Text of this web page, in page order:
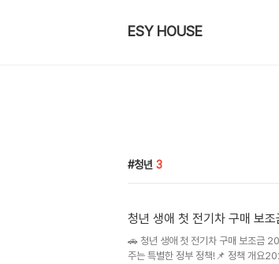
ESY HOUSE
청년 3
청년 생애 첫 전기차 구매 보
🚗 청년 생애 첫 전기차 구매 보조금
주는 특별한 정부 정책!📌 정책 개요